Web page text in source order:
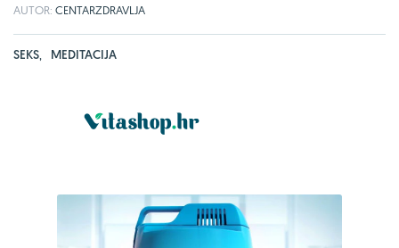
AUTOR: CENTARZDRAVLJA
SEKS, MEDITACIJA